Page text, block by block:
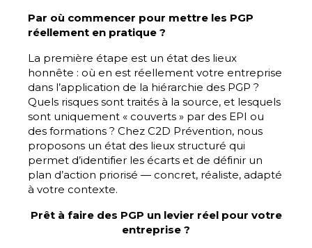
Par où commencer pour mettre les PGP
réellement en pratique ?
La première étape est un état des lieux
honnête : où en est réellement votre entreprise
dans l’application de la hiérarchie des PGP ?
Quels risques sont traités à la source, et lesquels
sont uniquement « couverts » par des EPI ou
des formations ? Chez C2D Prévention, nous
proposons un état des lieux structuré qui
permet d’identifier les écarts et de définir un
plan d’action priorisé — concret, réaliste, adapté
à votre contexte.
Prêt à faire des PGP un levier réel pour votre
entreprise ?